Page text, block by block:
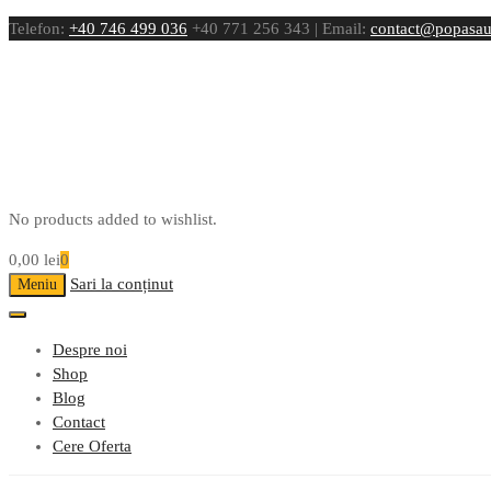
Telefon: +40 746 499 036 +40 771 256 343 | Email:
No products added to wishlist.
0,00 lei0
Meniu Sari la conținut
Despre noi
Shop
Blog
Contact
Cere Oferta